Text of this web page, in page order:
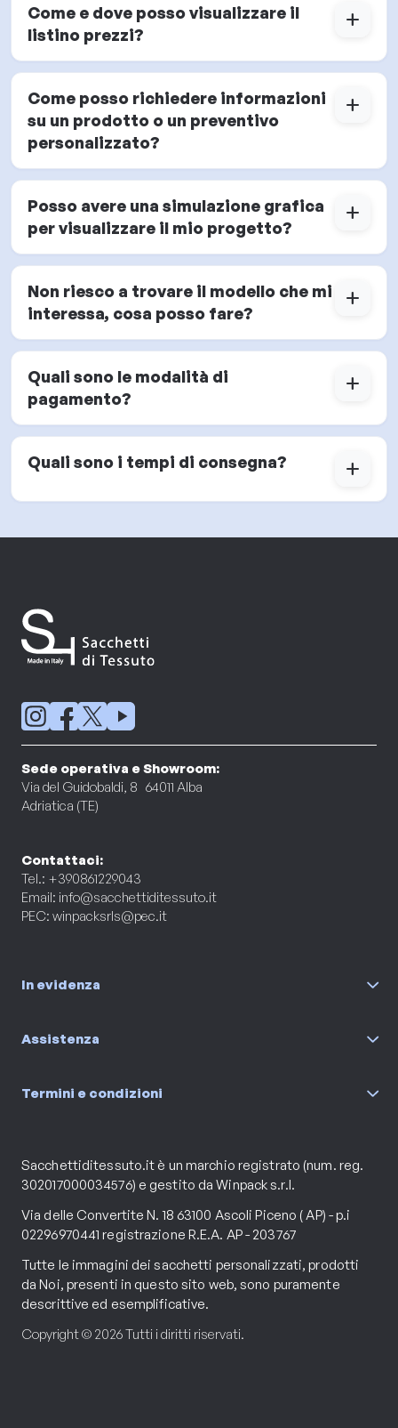
Come e dove posso visualizzare il
listino prezzi?
add
Come posso richiedere informazioni
su un prodotto o un preventivo
personalizzato?
add
Posso avere una simulazione grafica
per visualizzare il mio progetto?
add
Non riesco a trovare il modello che mi
interessa, cosa posso fare?
add
Quali sono le modalità di
pagamento?
add
Quali sono i tempi di consegna? add
Sede operativa e Showroom:
Via del Guidobaldi, 8 64011 Alba
Adriatica (TE)
Contattaci:
Tel.: +390861229043
Email: info@sacchettiditessuto.it
PEC: winpacksrls@pec.it
In evidenza
Assistenza
Termini e condizioni
Sacchettiditessuto.it è un marchio registrato (num. reg.
302017000034576) e gestito da Winpack s.r.l.
Via delle Convertite N. 18 63100 Ascoli Piceno ( AP) - p.i
02296970441 registrazione R.E.A. AP - 203767
Tutte le immagini dei sacchetti personalizzati, prodotti
da Noi, presenti in questo sito web, sono puramente
descrittive ed esemplificative.
Copyright © 2026 Tutti i diritti riservati.